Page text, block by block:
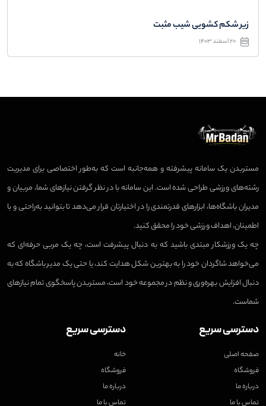
زیر شکم کشویی شیب مثبت
20 اسفند 1403
مستربدن یک سامانه پیشرفته و همه‌جانبه است که به‌طور اختصاصی برای مدیریت
رشته‌های ورزشی طراحی شده است. این سامانه با در نظر گرفتن نیازهای شما، مربیان و
مدیران باشگاه‌ها، ابزارهای قدرتمندی را در اختیارتان قرار می‌دهد تا بتوانید به‌راحتی و با
اطمینان، اهداف ورزشی خود را محقق کنید.
چه یک ورزشکار مبتدی باشید که به دنبال پیشرفت است، چه یک مربی حرفه‌ای که
می‌خواهد شاگردان خود را به بهترین شکل هدایت کند، یا حتی یک مدیر باشگاه که به
دنبال افزایش بهره‌وری و نظم در مجموعه خود است، مستربدن پاسخگوی تمام نیازهای
شماست.
دسترسی سریع
صفحه اصلی
فروشگاه
درباره ما
تماس با ما
دسترسی سریع
خانه
فروشگاه
درباره ما
تماس با ما